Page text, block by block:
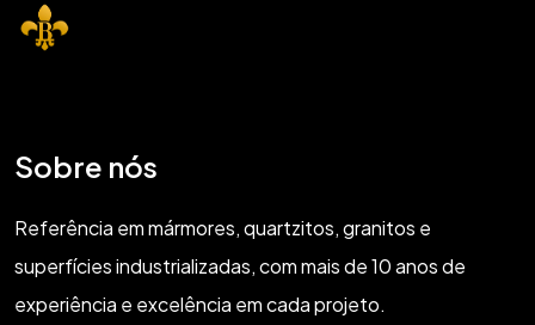
Sobre nós
Referência em mármores, quartzitos, granitos e
superfícies industrializadas, com mais de 10 anos de
experiência e excelência em cada projeto.